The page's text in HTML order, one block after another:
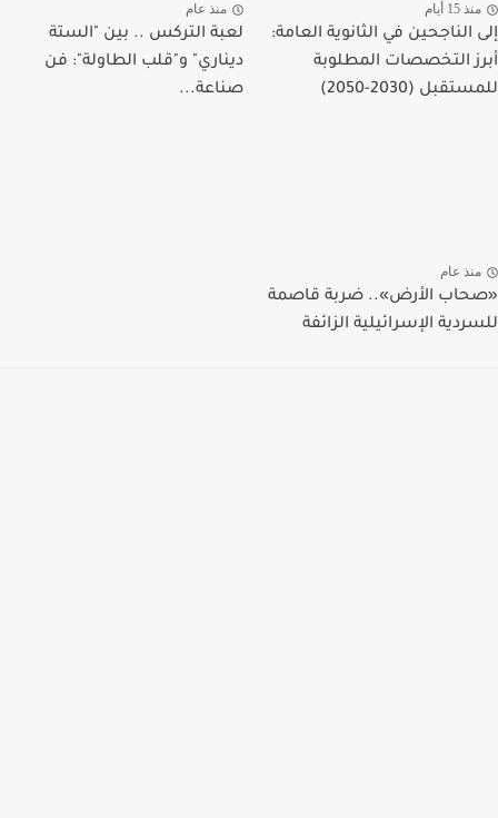
منذ 15 أيام
إلى الناجحين في الثانوية العامة:
أبرز التخصصات المطلوبة
للمستقبل (2030-2050)
منذ عام
لعبة التركس .. بين "الستة
ديناري" و"قلب الطاولة": فن
صناعة...
منذ عام
«صحاب الأرض».. ضربة قاصمة
للسردية الإسرائيلية الزائفة